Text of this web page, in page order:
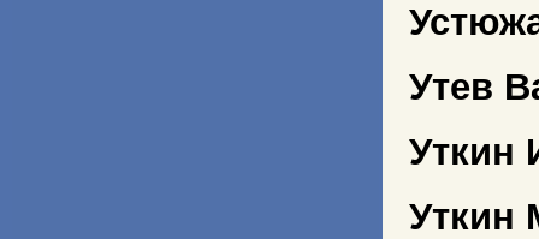
Утев
Уткин
Уткин